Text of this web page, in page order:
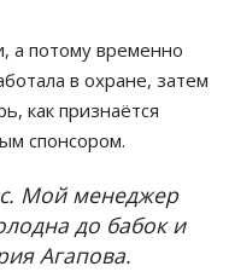
а потому временно
в охране, затем
как признаётся
спонсором.
Мой менеджер
до бабок и
Агапова.